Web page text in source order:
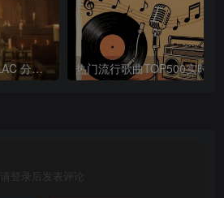
太阳之子 – 周杰伦 [FLAC 分轨 192Khz 24bit]
请登录后发表评论